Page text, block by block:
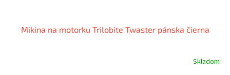
Mikina na motorku Trilobite Twaster pánska čierna
Skladom